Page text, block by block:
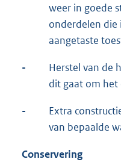
weer in goede
onderdelen die
aangetaste
-
Herstel van de
dit gaat om het
-
Extra
van bepaalde
Conservering